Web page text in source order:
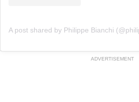
A post shared by Philippe Bianchi
ADVERTISEMENT